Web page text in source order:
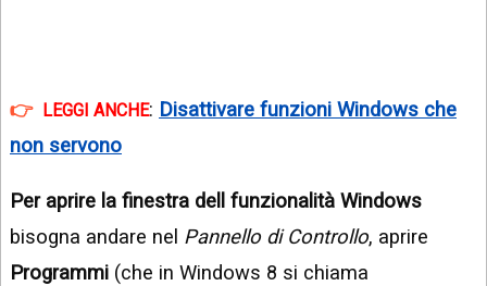
LEGGI ANCHE: Disattivare funzioni Windows che
non servono
Per aprire la finestra dell funzionalità Windows
bisogna andare nel Pannello di Controllo, aprire
Programmi (che in Windows 8 si chiama